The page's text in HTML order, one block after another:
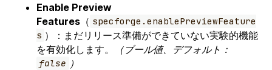
Enable Preview
Features （ specforge.enablePreviewFeature
s ）：まだリリース準備ができていない実験的機能
を有効化します。
（ブール値、デフォルト：
false ）